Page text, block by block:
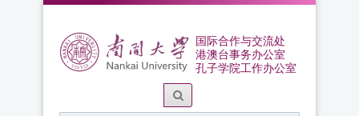
国际合作与交流处
港澳台事务办公室
孔子学院工作办公室